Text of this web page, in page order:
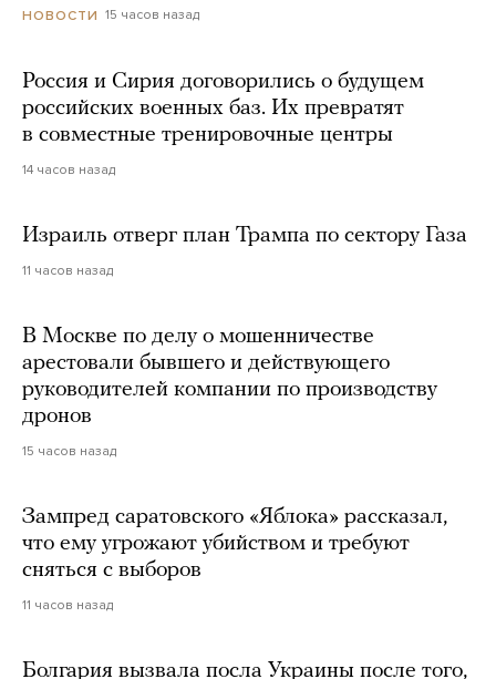
НОВОСТИ 15 часов назад
Россия и Сирия договорились о будущем
российских военных баз. Их превратят
в совместные тренировочные центры
14 часов назад
Израиль отверг план Трампа по сектору Газа
11 часов назад
В Москве по делу о мошенничестве
арестовали бывшего и действующего
руководителей компании по производству
дронов
15 часов назад
Зампред саратовского «Яблока» рассказал,
что ему угрожают убийством и требуют
сняться с выборов
11 часов назад
Болгария вызвала посла Украины после того,